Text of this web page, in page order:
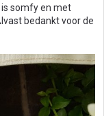
somfy en met
bedankt voor de